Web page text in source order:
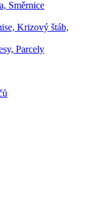
Směrnice
Krizový štáb,
Parcely